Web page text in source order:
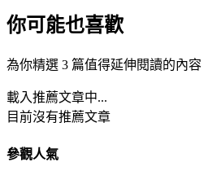
你可能也喜歡
為你精選 3 篇值得延伸閱讀的內容
載入推薦文章中...
目前沒有推薦文章
參觀人氣